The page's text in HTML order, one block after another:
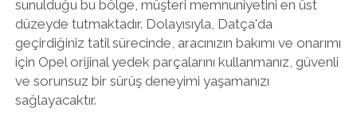
sunulduğu bu bölge, müşteri memnuniyetini en üst
düzeyde tutmaktadır. Dolayısıyla, Datça'da
geçirdiğiniz tatil sürecinde, aracınızın bakımı ve onarımı
için Opel orijinal yedek parçalarını kullanmanız, güvenli
ve sorunsuz bir sürüş deneyimi yaşamanızı
sağlayacaktır.